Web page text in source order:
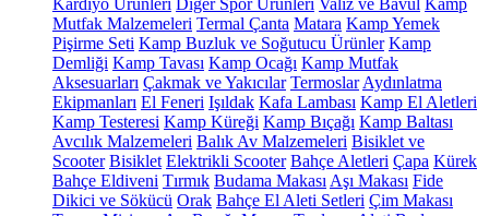
Kardiyo Ürünleri Diğer Spor Ürünleri Valiz ve Bavul Kamp
Mutfak Malzemeleri Termal Çanta Matara Kamp Yemek
Pişirme Seti Kamp Buzluk ve Soğutucu Ürünler Kamp
Demliği Kamp Tavası Kamp Ocağı Kamp Mutfak
Aksesuarları Çakmak ve Yakıcılar Termoslar Aydınlatma
Ekipmanları El Feneri Işıldak Kafa Lambası Kamp El Aletleri
Kamp Testeresi Kamp Küreği Kamp Bıçağı Kamp Baltası
Avcılık Malzemeleri Balık Av Malzemeleri Bisiklet ve
Scooter Bisiklet Elektrikli Scooter Bahçe Aletleri Çapa Kürek
Bahçe Eldiveni Tırmık Budama Makası Aşı Makası Fide
Dikici ve Sökücü Orak Bahçe El Aleti Setleri Çim Makası